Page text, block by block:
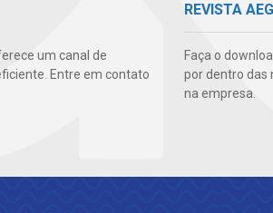
um canal de
Entre em contato
REVISTA
Faça o
por dentro das
na empresa.